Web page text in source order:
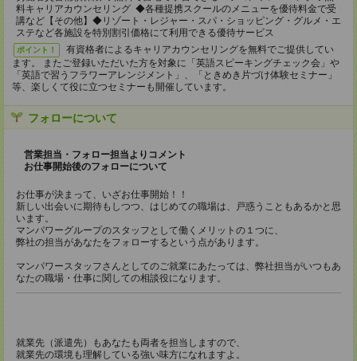
料キャリアカウンセリング ◆各種提携スクールのメニューを優待料金で受
講など【その他】◆リゾート・レジャー・スパ・ショッピング・グルメ・エ
ステなど各施設を特別割引価格にて利用できる優待サービス
ポイント！
有資格者によるキャリアカウンセリングを無料でご提供してい
ます。 またご登録いただいた方を対象に「英語スピーキングチェック会」や
「英語で習うフラワーアレンジメント」、「ときめき片づけ体験セミナー」
等、楽しくて役に立つセミナーも開催しています。
フォローについて
営業担当・フォロー担当よりコメント
お仕事開始後のフォローについて
お仕事が決まって、いざお仕事開始！！
新しい出会いに期待もしつつ、はじめての職場は、戸惑うこともあるかと思
います。
マンパワーグループのスタッフとして働くメリットの１つに、
弊社の担当があなたをフォローするという点があります。
マンパワースタッフさんとしてのご就業にあたっては、弊社担当がいつもあ
なたの職場・仕事に関しての相談役になります。
就業先（派遣先）もあなたも両者を担当しますので、
就業先の環境も理解している強い味方になれますよ。